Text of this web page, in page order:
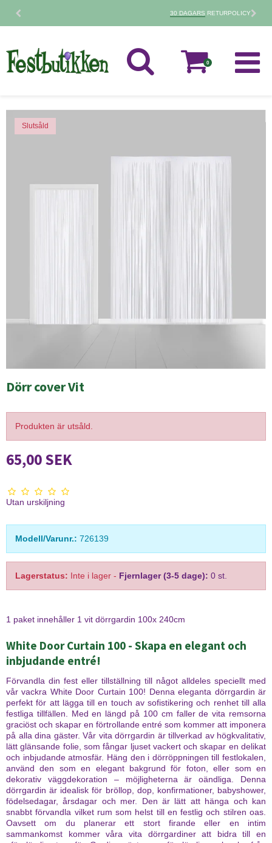
RETURPOLICY
0
Slutsåld
Dörr cover Vit
Produkten är utsåld.
65,00 SEK
Utan urskiljning
Modell/Varunr.: 726139
Lagerstatus: Inte i lager - Fjernlager (3-5 dage): 0 st.
1 paket innehåller 1 vit dörrgardin 100x 240cm
White Door Curtain 100 - Skapa en elegant och
inbjudande entré!
Förvandla din fest eller tillställning till något alldeles speciellt med
vår vackra White Door Curtain 100! Denna eleganta dörrgardin är
perfekt för att lägga till en touch av sofistikering och renhet till alla
festliga tillfällen. Med en längd på 100 cm faller de vita remsorna
graciöst och skapar en förtrollande entré som kommer att imponera
på alla dina gäster. Vår vita dörrgardin är tillverkad av högkvalitativ,
lätt glänsande folie, som fångar ljuset vackert och skapar en delikat
och inbjudande atmosfär. Häng den i dörröppningen till festlokalen,
använd den som en elegant bakgrund för foton, eller som en
dekorativ väggdekoration – möjligheterna är oändliga. Denna
dörrgardin är idealisk för bröllop, dop, konfirmationer, babyshower,
födelsedagar, årsdagar och mer. Den är lätt att hänga och kan
snabbt förvandla vilket rum som helst till en festlig och stilren oas.
Oavsett om du planerar ett stort firande eller en intim
sammankomst kommer våra vita dörrgardiner att bidra till en